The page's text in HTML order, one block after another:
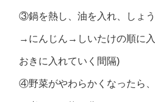
③鍋を熱し、油を入れ、しょ
→にんじん→しいたけの順に
おきに入れていく間隔)
④野菜がやわらかくなったら